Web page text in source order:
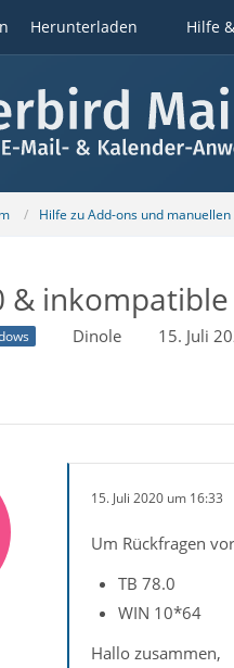
Herunterladen Hilfe
Hilfe zu Add-ons und
&
Dinole 15. Juli
15. Juli 2020 um 16:33
Um Rückfragen
TB 78.0
WIN 10*64
Hallo zusammen,